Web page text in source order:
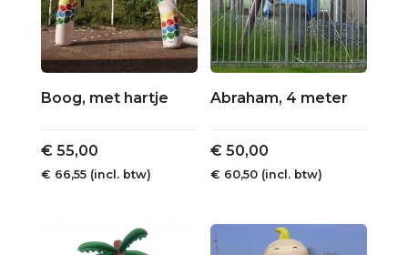
Boog, met hartje
€55,00
€ 66,55(incl. btw)
Abraham, 4 meter
€ 50,00
€ 60,50 (incl. btw)